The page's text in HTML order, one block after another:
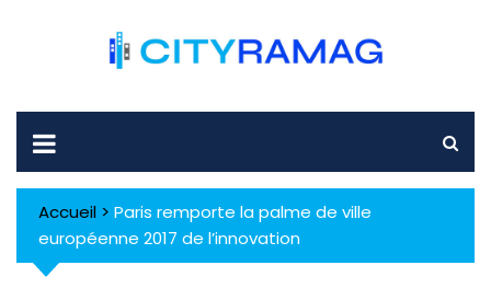
Accueil > Paris remporte la palme de ville
européenne 2017 de l’innovation